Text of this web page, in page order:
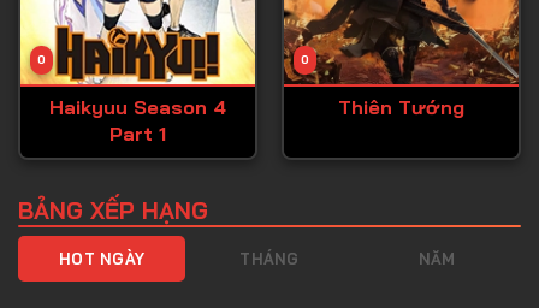
Tập 46
Tập 47
Tập 49
0
Haikyuu Season 4
Part 1
0
Thiên Tướng
BẢNG XẾP HẠNG
HOT NGÀY THÁNG NĂM